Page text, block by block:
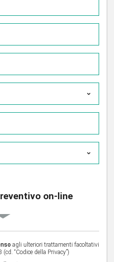
on-line
agli ulteriori trattamenti facoltativi
“Codice della Privacy”)